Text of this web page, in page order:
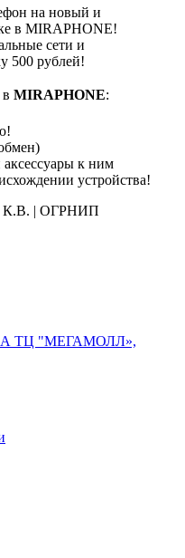
на новый и
в MIRAPHONE!
сети и
500 рублей!
MIRAPHONE:
к ним
устройства!
К.В. | ОГРНИП
ТЦ "МЕГАМОЛЛ»,